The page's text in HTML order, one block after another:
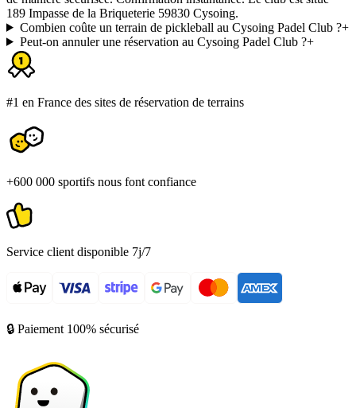
189 Impasse de la Briqueterie 59830 Cysoing.
Combien coûte un terrain de pickleball au Cysoing Padel Club ?+
Peut-on annuler une réservation au Cysoing Padel Club ?+
#1 en France des sites de réservation de terrains
+600 000 sportifs nous font confiance
Service client disponible 7j/7
🔒 Paiement 100% sécurisé